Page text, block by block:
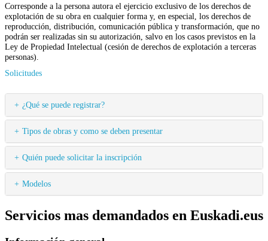
Corresponde a la persona autora el ejercicio exclusivo de los derechos de
explotación de su obra en cualquier forma y, en especial, los derechos de
reproducción, distribución, comunicación pública y transformación, que no
podrán ser realizadas sin su autorización, salvo en los casos previstos en la
Ley de Propiedad Intelectual (cesión de derechos de explotación a terceras
personas).
Solicitudes
¿Qué se puede registrar?
Tipos de obras y como se deben presentar
Quién puede solicitar la inscripción
Modelos
Servicios mas demandados en Euskadi.eus